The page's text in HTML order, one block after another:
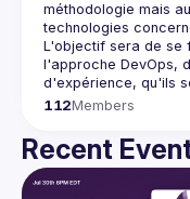
méthodologie mais
L'objectif sera de se
l'approche DevOps,
112Members
Recent